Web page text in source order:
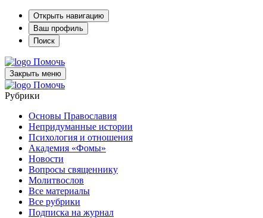
Открыть навигацию
Ваш профиль
Поиск
Помочь
Закрыть меню
Помочь
Рубрики
Основы Православия
Непридуманные истории
Психология и отношения
Академия «Фомы»
Новости
Вопросы священнику
Молитвослов
Все материалы
Все рубрики
Подписка на журнал